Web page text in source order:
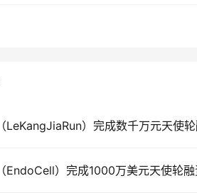
LeKangJiaRun）完成数千万元天使
EndoCell）完成1000万美元天使轮融